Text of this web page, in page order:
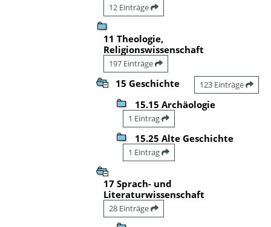
12 Einträge
11 Theologie,
Religionswissenschaft
197 Einträge
15 Geschichte 123 Einträge
15.15 Archäologie
1 Eintrag
15.25 Alte Geschichte
1 Eintrag
17 Sprach- und
Literaturwissenschaft
28 Einträge